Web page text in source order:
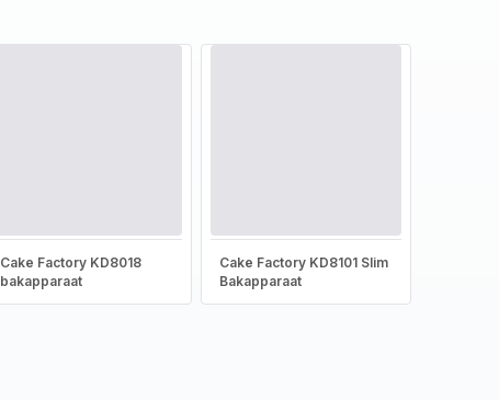
Cake Factory KD8018
bakapparaat
Cake Factory KD8101 Slim
Bakapparaat